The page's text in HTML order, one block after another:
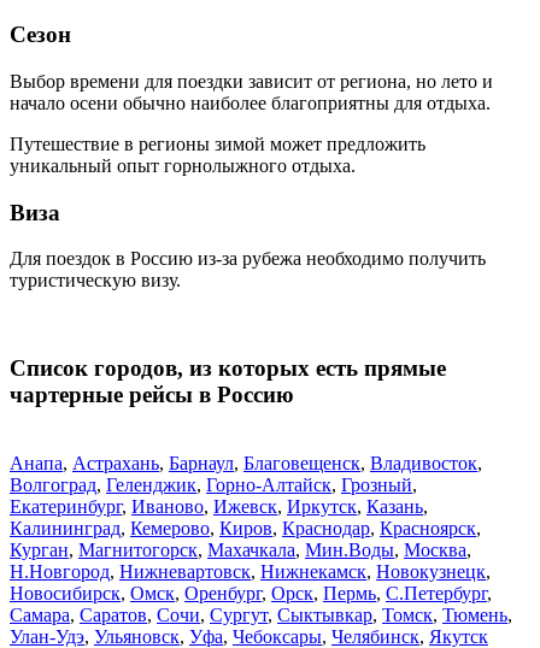
Сезон
Выбор времени для поездки зависит от региона, но лето и
начало осени обычно наиболее благоприятны для отдыха.
Путешествие в регионы зимой может предложить
уникальный опыт горнолыжного отдыха.
Виза
Для поездок в Россию из-за рубежа необходимо получить
туристическую визу.
Список городов, из которых есть прямые
чартерные рейсы в Россию
Анапа, Астрахань, Барнаул, Благовещенск, Владивосток,
Волгоград, Геленджик, Горно-Алтайск, Грозный,
Екатеринбург, Иваново, Ижевск, Иркутск, Казань,
Калининград, Кемерово, Киров, Краснодар, Красноярск,
Курган, Магнитогорск, Махачкала, Мин.Воды, Москва,
Н.Новгород, Нижневартовск, Нижнекамск, Новокузнецк,
Новосибирск, Омск, Оренбург, Орск, Пермь, С.Петербург,
Самара, Саратов, Сочи, Сургут, Сыктывкар, Томск, Тюмень,
Улан-Удэ, Ульяновск, Уфа, Чебоксары, Челябинск, Якутск